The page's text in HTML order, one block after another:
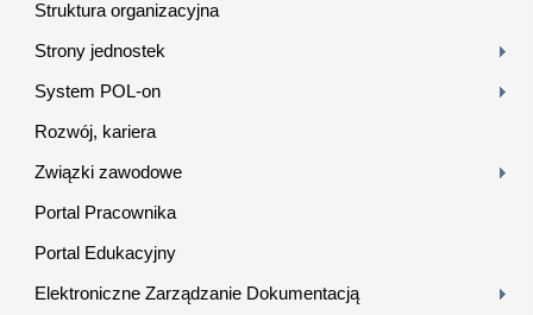
Struktura organizacyjna
Strony jednostek
System POL-on
Rozwój, kariera
Związki zawodowe
Portal Pracownika
Portal Edukacyjny
Elektroniczne Zarządzanie Dokumentacją